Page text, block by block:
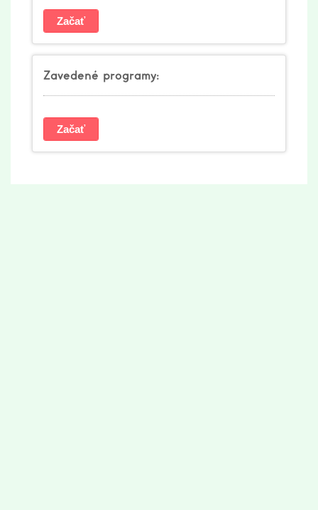
Začať
Zavedené programy:
Začať